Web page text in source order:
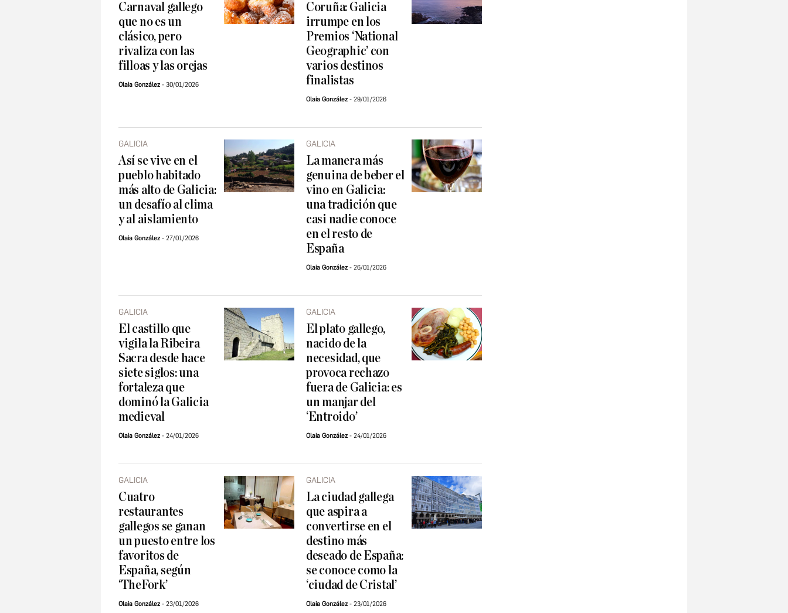
Carnaval gallego
que no es un
clásico, pero
rivaliza con las
filloas y las orejas
Olaia González 30/01/2026
Coruña: Galicia
irrumpe en los
Premios ‘National
Geographic’ con
varios destinos
finalistas
Olaia González 29/01/2026
GALICIA
Así se vive en el
pueblo habitado
más alto de Galicia:
un desafío al clima
y al aislamiento
Olaia González 27/01/2026
GALICIA
La manera más
genuina de beber el
vino en Galicia:
una tradición que
casi nadie conoce
en el resto de
España
Olaia González 26/01/2026
GALICIA
El castillo que
vigila la Ribeira
Sacra desde hace
siete siglos: una
fortaleza que
dominó la Galicia
medieval
Olaia González 24/01/2026
GALICIA
El plato gallego,
nacido de la
necesidad, que
provoca rechazo
fuera de Galicia: es
un manjar del
‘Entroido’
Olaia González 24/01/2026
GALICIA
Cuatro
restaurantes
gallegos se ganan
un puesto entre los
favoritos de
España, según
‘TheFork’
Olaia González 23/01/2026
GALICIA
La ciudad gallega
que aspira a
convertirse en el
destino más
deseado de España:
se conoce como la
‘ciudad de Cristal’
Olaia González 23/01/2026